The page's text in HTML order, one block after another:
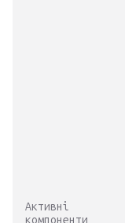
Активні
компоненти